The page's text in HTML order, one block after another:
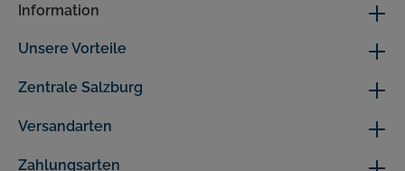
Information
Unsere Vorteile
Versandarten
Zahlungsarten
Zentrale Salzburg